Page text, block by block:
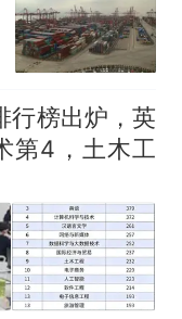
行榜出炉，英
第4，土木工